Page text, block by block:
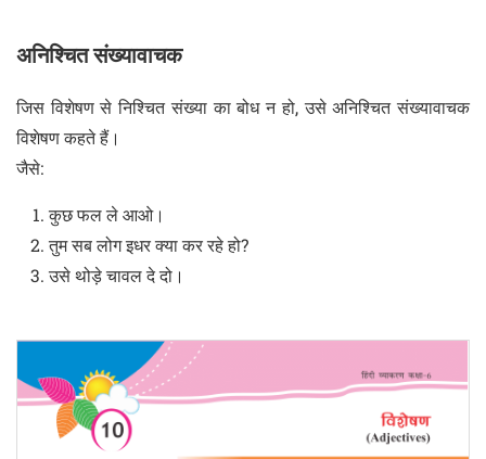
अनिश्चित संख्यावाचक
जिस विशेषण से निश्चित संख्या का बोध न हो, उसे अनिश्चित संख्यावाचक
विशेषण कहते हैं।
जैसे:
कुछ फल ले आओ।
तुम सब लोग इधर क्या कर रहे हो?
उसे थोड़े चावल दे दो।